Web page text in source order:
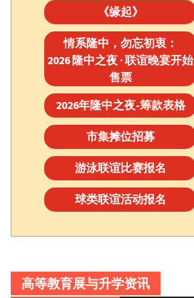
《缘起》
情系隆中，勿忘初衷：
2026 隆中之夜 · 联谊晚宴开始
售票
2026年隆中之夜-筹款表格
市集摊位招募
游泳联谊比赛报名
球类联谊活动报名
高等教育展与升学资讯